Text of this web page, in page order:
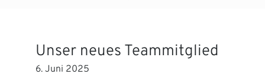
Unser neues Teammitglied
6. Juni 2025